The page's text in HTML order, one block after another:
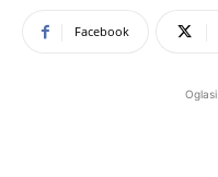
Facebook